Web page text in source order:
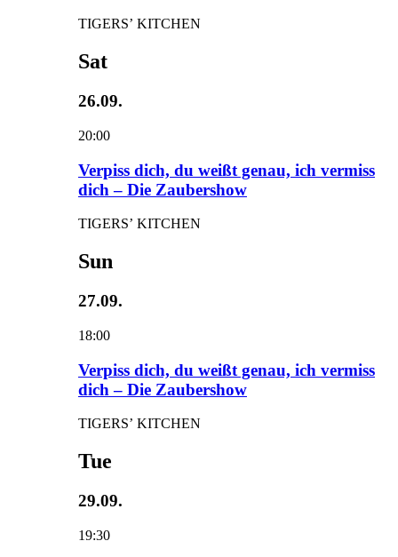
TIGERS’ KITCHEN
Sat
26.09.
20:00
Verpiss dich, du weißt genau, ich vermiss
dich – Die Zaubershow
TIGERS’ KITCHEN
Sun
27.09.
18:00
Verpiss dich, du weißt genau, ich vermiss
dich – Die Zaubershow
TIGERS’ KITCHEN
Tue
29.09.
19:30